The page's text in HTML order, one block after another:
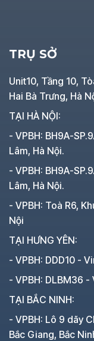
TRỤ SỞ
Unit10, Tầng 10,
Hai Bà Trưng, Hà
TẠI HÀ NỘI:
- VPBH: BH9A-
Lâm, Hà Nội.
- VPBH: BH9A-
Lâm, Hà Nội.
- VPBH: Toà R6,
Nội
TẠI HƯNG YÊN:
- VPBH: DDD10 -
- VPBH: DLBM36 -
TẠI BẮC NINH:
- VPBH: Lô 9 dãy
Bắc Giang, Bắc